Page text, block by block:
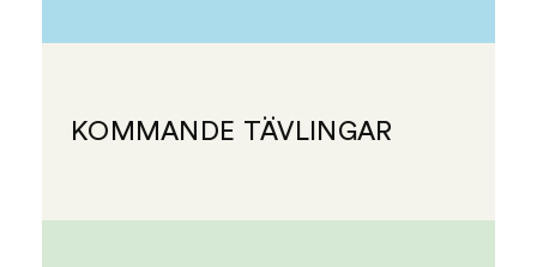
KOMMANDE TÄVLINGAR